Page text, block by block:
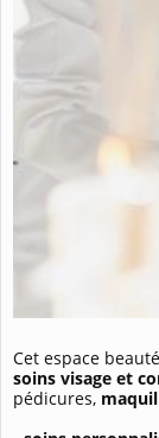
Cet espace
soins visage et
pédicures,